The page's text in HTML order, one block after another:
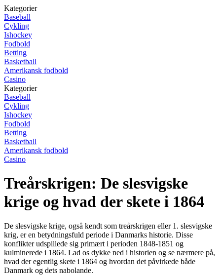
Kategorier
Baseball
Cykling
Ishockey
Fodbold
Betting
Basketball
Amerikansk fodbold
Casino
Kategorier
Baseball
Cykling
Ishockey
Fodbold
Betting
Basketball
Amerikansk fodbold
Casino
Treårskrigen: De slesvigske
krige og hvad der skete i 1864
De slesvigske krige, også kendt som treårskrigen eller 1. slesvigske
krig, er en betydningsfuld periode i Danmarks historie. Disse
konflikter udspillede sig primært i perioden 1848-1851 og
kulminerede i 1864. Lad os dykke ned i historien og se nærmere på,
hvad der egentlig skete i 1864 og hvordan det påvirkede både
Danmark og dets nabolande.